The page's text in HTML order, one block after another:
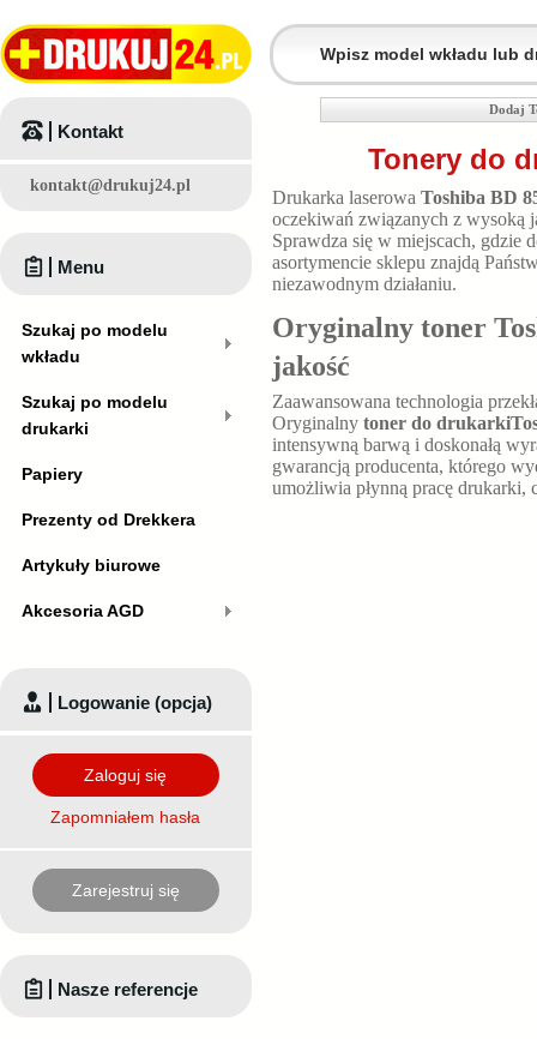
Dodaj
Tonery do
Drukarka laserowa Toshiba BD
oczekiwań związanych z wysoką
Sprawdza się w miejscach, gdzie
asortymencie sklepu znajdą
niezawodnym działaniu.
Oryginalny toner
jakość
Zaawansowana technologia
Oryginalny toner do
intensywną barwą i doskonałą
gwarancją producenta, którego
umożliwia płynną pracę drukarki,
Kontakt
kontakt@drukuj24.pl
Menu
Szukaj po modelu
wkładu
Szukaj po modelu
drukarki
Papiery
Prezenty od Drekkera
Artykuły biurowe
Akcesoria AGD
Logowanie (opcja)
Zaloguj się
Zapomniałem hasła
Zarejestruj się
Nasze referencje